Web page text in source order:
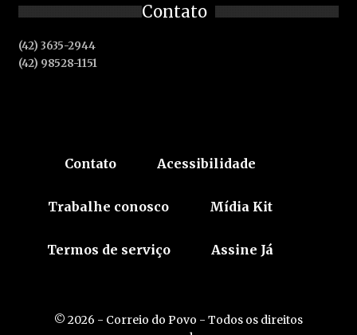
Contato
(42) 3635-2944
(42) 98528-1151
Contato Acessibilidade
Trabalhe conosco Mídia Kit
Termos de serviço Assine Já
© 2026 - Correio do Povo - Todos os direitos